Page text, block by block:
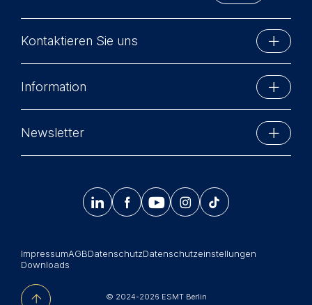
Kontaktieren Sie uns
Schlossplatz 1
10178 Berlin, Germany
Phone: +49 30 212 31 0
Information
Summer School
Newsroom
中文网站
Newsletter
Jetzt anmelden
© 2024-2026 ESMT Berlin
ImpressumAGBDatenschutzDatenschutzeinstellungen
Downloads
    𝄞